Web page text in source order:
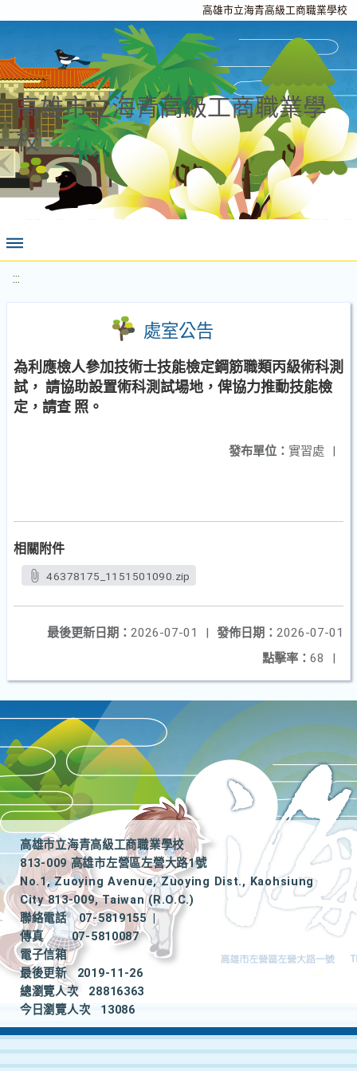
高雄市立海青高級工商職業學校
高雄市立海青高級工商職業學
校
:::
處室公告
為利應檢人參加技術士技能檢定鋼筋職類丙級術科測
試， 請協助設置術科測試場地，俾協力推動技能檢
定，請查 照。
發布單位： 實習處 |
相關附件
46378175_1151501090.zip
發佈日期： 2026-07-01
最後更新日期： 2026-07-01
|
點擊率： 68 |
高雄市立海青高級工商職業學校
813-009 高雄市左營區左營大路1號
No.1, Zuoying Avenue, Zuoying Dist., Kaohsiung
City 813-009, Taiwan (R.O.C.)
聯絡電話
07-5819155
|
傳真
07-5810087
電子信箱
最後更新
2019-11-26
總瀏覽人次
28816363
今日瀏覽人次
13086